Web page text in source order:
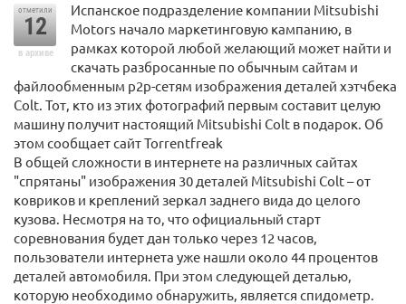
отметили
12
в архиве
Испанское подразделение компании Mitsubishi
Motors начало маркетинговую кампанию, в
рамках которой любой желающий может найти и
скачать разбросанные по обычным сайтам и
файлообменным p2p-сетям изображения деталей хэтчбека
Colt. Тот, кто из этих фотографий первым составит целую
машину получит настоящий Mitsubishi Colt в подарок. Об
этом сообщает сайт Torrentfreak
В общей сложности в интернете на различных сайтах
"спрятаны" изображения 30 деталей Mitsubishi Colt – от
ковриков и креплений зеркал заднего вида до целого
кузова. Несмотря на то, что официальный старт
соревнования будет дан только через 12 часов,
пользователи интернета уже нашли около 44 процентов
деталей автомобиля. При этом следующей деталью,
которую необходимо обнаружить, является спидометр.